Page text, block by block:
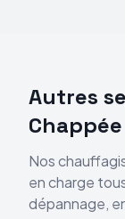
Autres
Chappée
Nos
en charge
dépannage,